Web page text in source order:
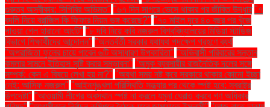
গুরুত্ব অস্বীকার: সিপিবির অভিমত" "৬৭ দিন সাগরে ভেসে থাকার পর জীবিত উদ্ধার "৭
বদলি নিয়ে ব্রাজিল কি ফিফার নিয়ম ভঙ্গ করেছে?" "৭০ মাইল দূরে ৪০ বছর পর খুঁজে
পাওয়া গেল হারানো আংটি" "৮ দবি নিয়ে কবি নজরুল বিশ্ববিদ্যালয়ের মিডিয়া স্টাডিজ
বিভাগে শিক্ষার্থীদের আন্দোলন" "অন্তর্বর্তী সরকার যথাযথ পদক্ষেপ গ্রহণে ব্যর্থ
"অপরাজিতা ফুলের চায়ে পাবেন ৬টি অসাধারণ উপকারিতা" "অভিবাসী পরিবারের সন্তান
কমলার সামনে ইতিহাস সৃষ্টি করার সম্ভাবনা" "অমুক ব্যবসায়ীর রাজনৈতিক দলের সঙ্গে
সম্পর্ক: কেন এ বিষয়ে লেখা হয় না?" "অযথা সময় নষ্ট করে সরকারে থাকার কোনো ইচ্ছা
নেই: আসিফ নজরুল" "আইনশৃঙ্খলা পরিস্থিতি সন্ধ্যার পর থেকে স্পষ্ট হবে: স্বরাষ্ট্র
উপদেষ্টা" "আওয়ামী লীগের অবস্থান স্পষ্ট না করলে যমুনা ঘেরাও করবে গণ অধিকার